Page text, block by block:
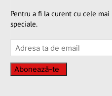
Pentru a fi la curent cu cele
speciale.
Abonează-te